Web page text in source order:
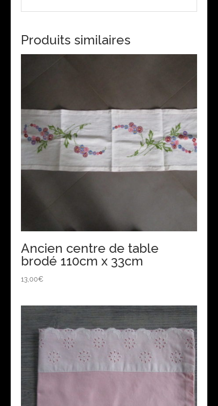
Produits similaires
Ancien centre de table
brodé 110cm x 33cm
13,00€